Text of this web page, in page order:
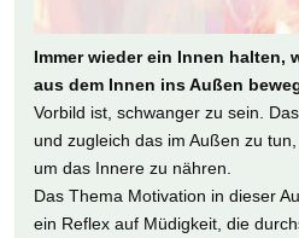
Immer wieder ein Innen halten,
aus dem Innen ins Außen
Vorbild ist, schwanger zu sein.
und zugleich das im Außen zu
um das Innere zu nähren.
Das Thema Motivation in dieser
ein Reflex auf Müdigkeit, die